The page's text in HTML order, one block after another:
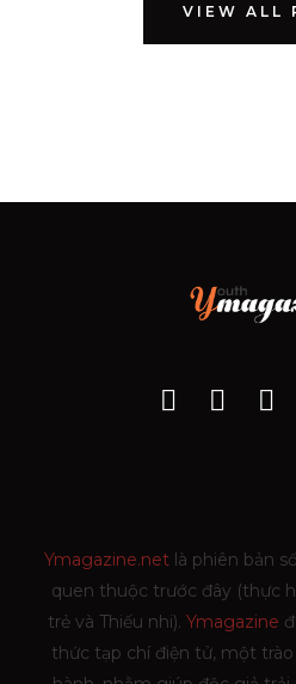
VIEW ALL
Ymagazine.netlà phiên bản
quen thuộc trước đây (thực
trẻ và Thiếu nhi). Ymagazine
thức tạp chí điện tử, một